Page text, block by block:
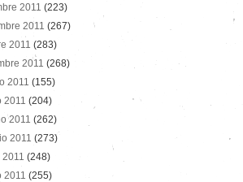
2011 (223)
2011 (267)
2011 (283)
2011 (268)
2011 (155)
2011 (204)
2011 (262)
2011 (273)
(248)
2011 (255)